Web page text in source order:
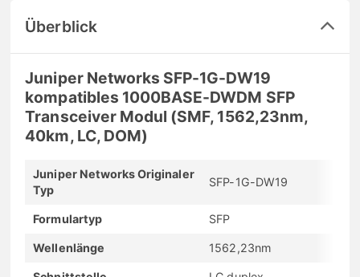
Überblick
Juniper Networks SFP-1G-DW19
kompatibles 1000BASE-DWDM SFP
Transceiver Modul (SMF, 1562,23nm,
40km, LC, DOM)
Juniper Networks Originaler
Typ
SFP-1G-DW19
Formulartyp SFP
Wellenlänge 1562,23nm